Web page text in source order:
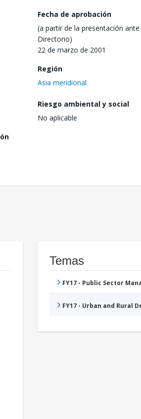
Fecha de aprobación
(a partir de la presentación ante
Directorio)
22 de marzo de 2001
Región
Asia meridional
Riesgo ambiental y social
No aplicable
Temas
FY17 - Public Sector
FY17 - Urban and Rural